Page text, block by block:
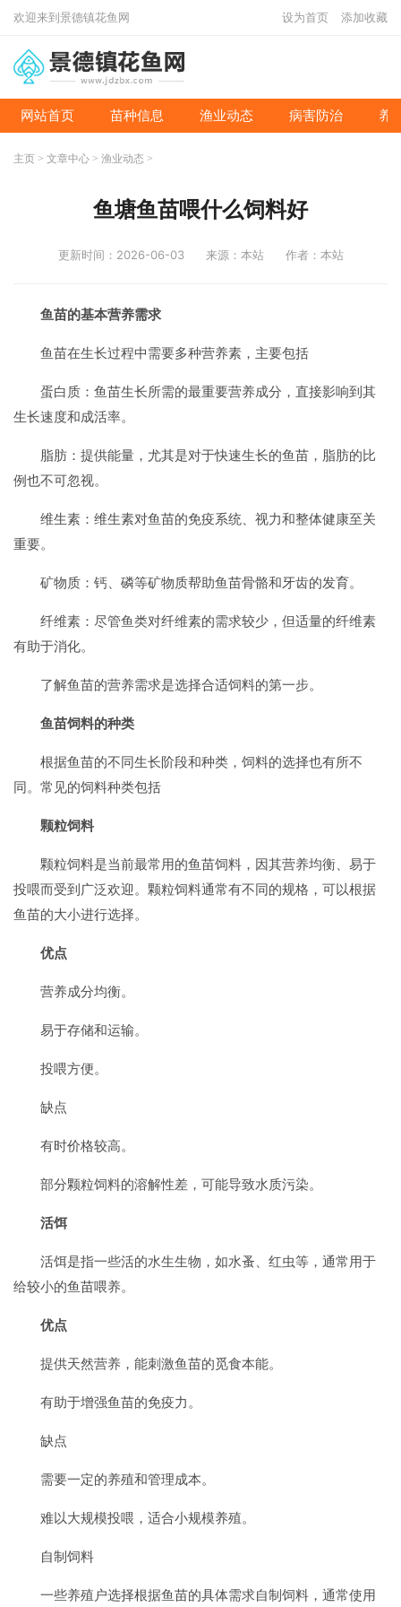
欢迎来到景德镇花鱼网 设为首页 添加收藏
网站首页 苗种信息 渔业动态 病害防治 养
主页 > 文章中心 > 渔业动态 >
鱼塘鱼苗喂什么饲料好
更新时间：2026-06-03 来源：本站 作者：本站
鱼苗的基本营养需求
鱼苗在生长过程中需要多种营养素，主要包括
蛋白质：鱼苗生长所需的最重要营养成分，直接影响到其
生长速度和成活率。
脂肪：提供能量，尤其是对于快速生长的鱼苗，脂肪的比
例也不可忽视。
维生素：维生素对鱼苗的免疫系统、视力和整体健康至关
重要。
矿物质：钙、磷等矿物质帮助鱼苗骨骼和牙齿的发育。
纤维素：尽管鱼类对纤维素的需求较少，但适量的纤维素
有助于消化。
了解鱼苗的营养需求是选择合适饲料的第一步。
鱼苗饲料的种类
根据鱼苗的不同生长阶段和种类，饲料的选择也有所不
同。常见的饲料种类包括
颗粒饲料
颗粒饲料是当前最常用的鱼苗饲料，因其营养均衡、易于
投喂而受到广泛欢迎。颗粒饲料通常有不同的规格，可以根据
鱼苗的大小进行选择。
优点
营养成分均衡。
易于存储和运输。
投喂方便。
缺点
有时价格较高。
部分颗粒饲料的溶解性差，可能导致水质污染。
活饵
活饵是指一些活的水生生物，如水蚤、红虫等，通常用于
给较小的鱼苗喂养。
优点
提供天然营养，能刺激鱼苗的觅食本能。
有助于增强鱼苗的免疫力。
缺点
需要一定的养殖和管理成本。
难以大规模投喂，适合小规模养殖。
自制饲料
一些养殖户选择根据鱼苗的具体需求自制饲料，通常使用